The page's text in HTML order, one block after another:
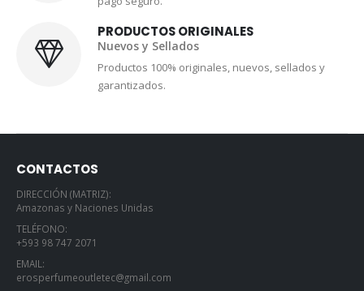
PRODUCTOS ORIGINALES
Nuevos y Sellados
Productos 100% originales, nuevos, sellados y
garantizados.
CONTACTOS
DIRECCIÓN (MATRIZ):
Amazonas y Naciones Unidas
TELÉFONO:
+593 98 747 2071
EMAIL:
erosperfumeoutletec@gmail.com